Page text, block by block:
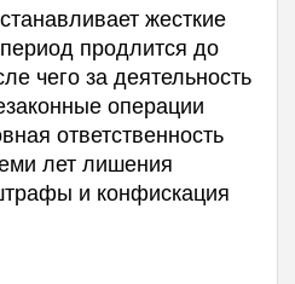
жесткие
продлится до
чего за деятельность
операции
ответственность
лет лишения
и конфискация